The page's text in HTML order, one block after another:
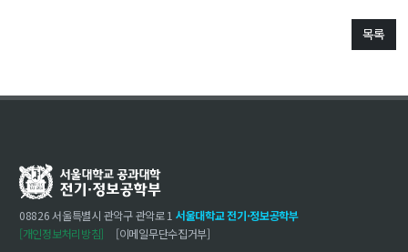
30주년
30주년 기념 동영상
목록
08826 서울특별시 관악구 관악로 1 서울대학교 전기·정보공학부
[개인정보처리방침]
[이메일무단수집거부]